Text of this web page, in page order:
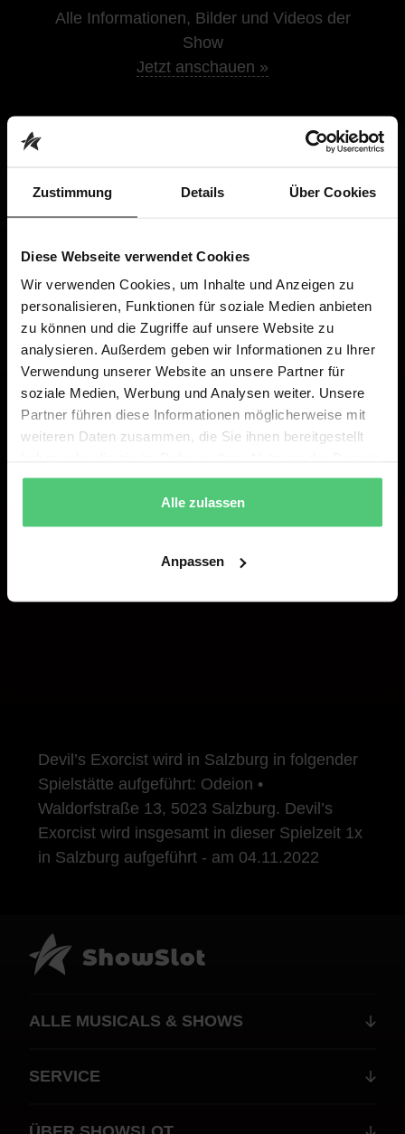
Zustimmung Details Über Cookies
Diese Webseite verwendet Cookies
Wir verwenden Cookies, um Inhalte und Anzeigen zu
personalisieren, Funktionen für soziale Medien anbieten
zu können und die Zugriffe auf unsere Website zu
analysieren. Außerdem geben wir Informationen zu Ihrer
Verwendung unserer Website an unsere Partner für
soziale Medien, Werbung und Analysen weiter. Unsere
Partner führen diese Informationen möglicherweise mit
weiteren Daten zusammen, die Sie ihnen bereitgestellt
gesammelt haben.
Alle zulassen
Anpassen
Alle Informationen, Bilder und Videos der
Show
Jetzt anschauen »
Ohne Gebühren und nirgendwo günstiger
Premium-Shows direkt bei dir vor Ort
Devil’s Exorcist wird in Salzburg in folgender
Spielstätte aufgeführt: Odeion •
Waldorfstraße 13, 5023 Salzburg. Devil’s
Exorcist wird insgesamt in dieser Spielzeit 1x
in Salzburg aufgeführt - am 04.11.2022
ALLE MUSICALS & SHOWS
SERVICE